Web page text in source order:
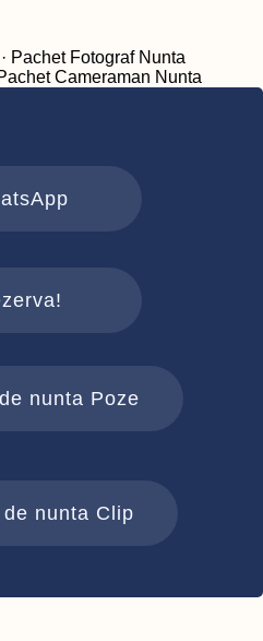
nunta Poze
nunta Clip